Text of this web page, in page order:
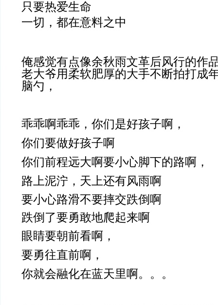
只要热爱生命
一切，都在意料之中
俺感觉有点像余秋雨文革后风行的作
老大爷用柔软肥厚的大手不断拍打成
脑勺，
乖乖啊乖乖，你们是好孩子啊，
你们要做好孩子啊
你们前程远大啊要小心脚下的路啊，
路上泥泞，天上还有风雨啊
要小心路滑不要摔交跌倒啊
跌倒了要勇敢地爬起来啊
眼睛要朝前看啊，
要勇往直前啊，
你就会融化在蓝天里啊。。。